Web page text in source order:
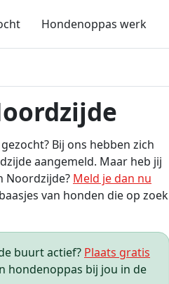
Hondenoppas werk
Bij ons hebben zich
aangemeld. Maar heb jij
Noordzijde? Meld je dan nu
van honden die op zoek
buurt actief? Plaats gratis
hondenoppas bij jou in de